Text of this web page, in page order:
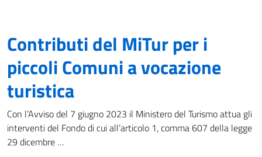
Contributi del MiTur per i
piccoli Comuni a vocazione
turistica
Con l’Avviso del 7 giugno 2023 il Ministero del Turismo attua gli
interventi del Fondo di cui all’articolo 1, comma 607 della legge
29 dicembre …